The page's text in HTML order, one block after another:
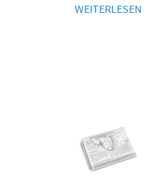
WEITERLESEN